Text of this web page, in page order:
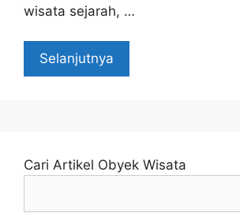
wisata sejarah, …
Selanjutnya
Cari Artikel Obyek Wisata